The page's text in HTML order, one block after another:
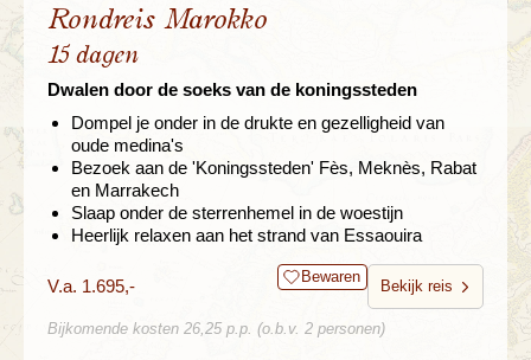
Rondreis Marokko
15 dagen
Dwalen door de soeks van de koningssteden
Dompel je onder in de drukte en gezelligheid van
oude medina's
Bezoek aan de 'Koningssteden' Fès, Meknès, Rabat
en Marrakech
Slaap onder de sterrenhemel in de woestijn
Heerlijk relaxen aan het strand van Essaouira
V.a. 1.695,- Bewaren
Bekijk reis
Bijkomende kosten 26,25 p.p. (o.b.v. 2 personen)